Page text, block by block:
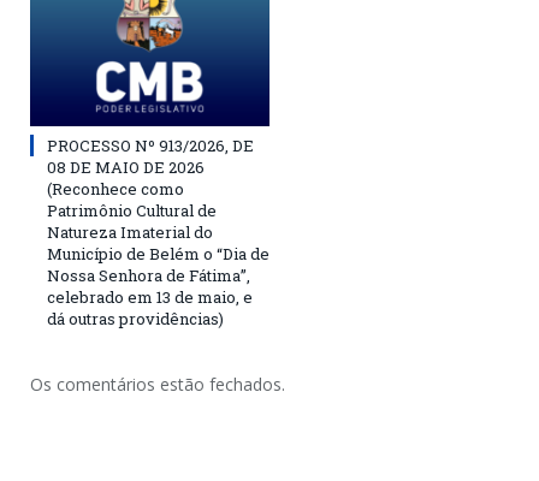
PROCESSO Nº 913/2026, DE
08 DE MAIO DE 2026
(Reconhece como
Patrimônio Cultural de
Natureza Imaterial do
Município de Belém o “Dia de
Nossa Senhora de Fátima”,
celebrado em 13 de maio, e
dá outras providências)
Os comentários estão fechados.